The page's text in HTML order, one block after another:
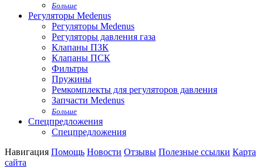
Больше
Регуляторы Medenus
Регуляторы Medenus
Регуляторы давления газа
Клапаны ПЗК
Клапаны ПСК
Фильтры
Пружины
Ремкомплекты для регуляторов давления
Запчасти Medenus
Больше
Спецпредложения
Спецпредложения
Навигация Помощь Новости Отзывы Полезные ссылки Карта
сайта